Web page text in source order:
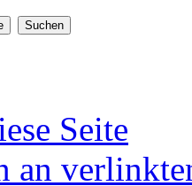
Seite
an